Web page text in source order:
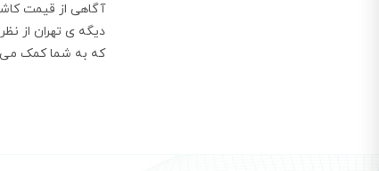
آگاهی از قیمت
دیگه ی تهران از
که به شما کمک